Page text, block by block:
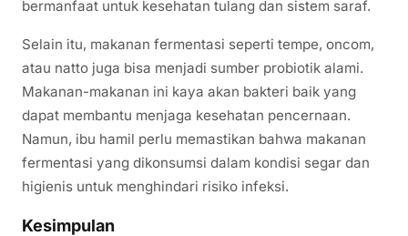
bermanfaat untuk kesehatan tulang dan sistem saraf.
Selain itu, makanan fermentasi seperti tempe, oncom,
atau natto juga bisa menjadi sumber probiotik alami.
Makanan-makanan ini kaya akan bakteri baik yang
dapat membantu menjaga kesehatan pencernaan.
Namun, ibu hamil perlu memastikan bahwa makanan
fermentasi yang dikonsumsi dalam kondisi segar dan
higienis untuk menghindari risiko infeksi.
Kesimpulan